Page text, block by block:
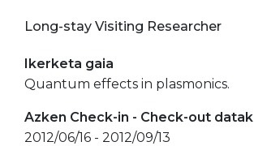
Long-stay Visiting Researcher
Ikerketa gaia
Quantum effects in plasmonics.
Azken Check-in - Check-out datak
2012/06/16 - 2012/09/13